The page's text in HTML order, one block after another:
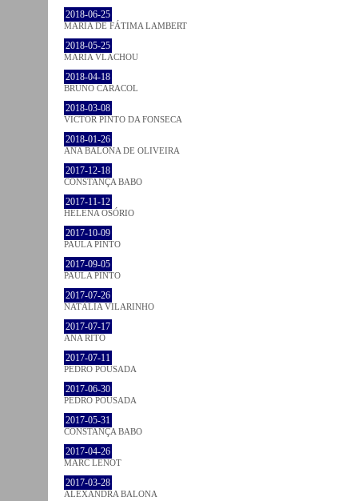
2018-06-25
MARIA DE FÁTIMA LAMBERT
2018-05-25
MARIA VLACHOU
2018-04-18
BRUNO CARACOL
2018-03-08
VICTOR PINTO DA FONSECA
2018-01-26
ANA BALONA DE OLIVEIRA
2017-12-18
CONSTANÇA BABO
2017-11-12
HELENA OSÓRIO
2017-10-09
PAULA PINTO
2017-09-05
PAULA PINTO
2017-07-26
NATÁLIA VILARINHO
2017-07-17
ANA RITO
2017-07-11
PEDRO POUSADA
2017-06-30
PEDRO POUSADA
2017-05-31
CONSTANÇA BABO
2017-04-26
MARC LENOT
2017-03-28
ALEXANDRA BALONA